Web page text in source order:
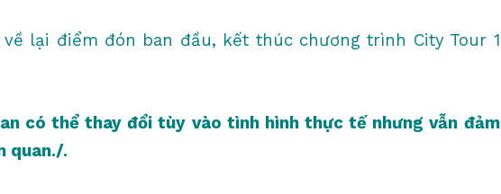
lại điểm đón ban đầu, kết thúc chương trình City Tour 1
có thể thay đổi tùy vào tình hình thực tế nhưng vẫn đảm
quan./.